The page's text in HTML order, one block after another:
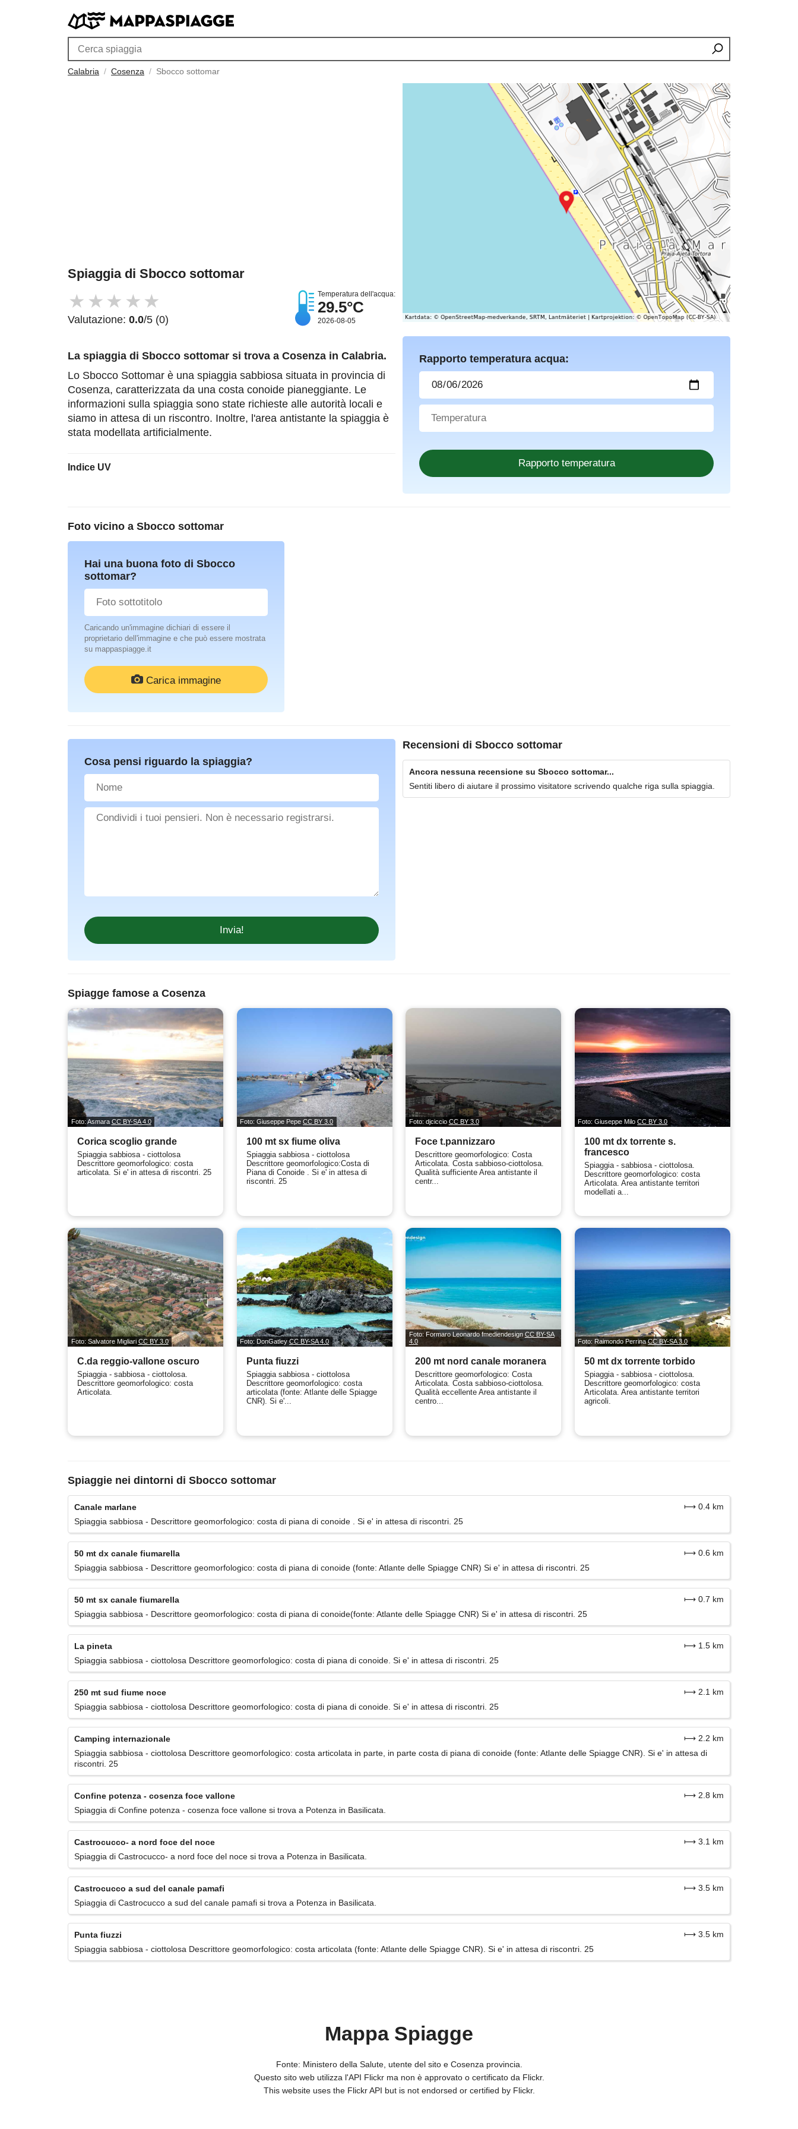
Calabria Cosenza Sbocco sottomar
Spiaggia di Sbocco sottomar
★ ★ ★ ★ ★
Valutazione: 0.0/5 (0)
Temperatura dell'acqua:
29.5°C
2026-08-05
La spiaggia di Sbocco sottomar si trova a Cosenza in Calabria.
Lo Sbocco Sottomar è una spiaggia sabbiosa situata in provincia di
Cosenza, caratterizzata da una costa conoide pianeggiante. Le
informazioni sulla spiaggia sono state richieste alle autorità locali e
siamo in attesa di un riscontro. Inoltre, l'area antistante la spiaggia è
stata modellata artificialmente.
Indice UV
Rapporto temperatura acqua:
Foto vicino a Sbocco sottomar
Hai una buona foto di Sbocco
sottomar?
Caricando un'immagine dichiari di essere il
proprietario dell'immagine e che può essere mostrata
su mappaspiagge.it
Carica immagine
Recensioni di Sbocco sottomar
Ancora nessuna recensione su Sbocco sottomar...
Sentiti libero di aiutare il prossimo visitatore scrivendo qualche riga sulla spiaggia.
Cosa pensi riguardo la spiaggia?
Spiagge famose a Cosenza
Foto: AsmaraCC BY-SA 4.0
Corica scoglio grande
Spiaggia sabbiosa - ciottolosa
Descrittore geomorfologico: costa
articolata. Si e' in attesa di riscontri. 25
Foto: Giuseppe PepeCC BY 3.0
100 mt sx fiume oliva
Spiaggia sabbiosa - ciottolosa
Descrittore geomorfologico:Costa di
Piana di Conoide . Si e' in attesa di
riscontri. 25
Foto: djciccio CC BY 3.0
Foce t.pannizzaro
Descrittore geomorfologico: Costa
Articolata. Costa sabbioso-ciottolosa.
Qualità sufficiente Area antistante il
centr...
Foto: Giuseppe MiloCC BY 3.0
100 mt dx torrente s.
francesco
Spiaggia - sabbiosa - ciottolosa.
Descrittore geomorfologico: costa
Articolata. Area antistante territori
modellati a...
Foto: Salvatore Migliari CC BY 3.0
C.da reggio-vallone oscuro
Spiaggia - sabbiosa - ciottolosa.
Descrittore geomorfologico: costa
Articolata.
Foto: DonGatleyCC BY-SA 4.0
Punta fiuzzi
Spiaggia sabbiosa - ciottolosa
Descrittore geomorfologico: costa
articolata (fonte: Atlante delle Spiagge
CNR). Si e'...
Foto: Formaro Leonardo fmediendesignCC BY-SA
4.0
200 mt nord canale moranera
Descrittore geomorfologico: Costa
Articolata. Costa sabbioso-ciottolosa.
Qualità eccellente Area antistante il
centro...
Foto: Raimondo PerrinaCC BY-SA 3.0
50 mt dx torrente torbido
Spiaggia - sabbiosa - ciottolosa.
Descrittore geomorfologico: costa
Articolata. Area antistante territori
agricoli.
Spiaggie nei dintorni di Sbocco sottomar
Canale marlane
⟼ 0.4 km
Spiaggia sabbiosa - Descrittore geomorfologico: costa di piana di conoide . Si e' in attesa di riscontri. 25
50 mt dx canale fiumarella
⟼ 0.6 km
Spiaggia sabbiosa - Descrittore geomorfologico: costa di piana di conoide (fonte: Atlante delle Spiagge CNR) Si e' in attesa di riscontri. 25
50 mt sx canale fiumarella
⟼ 0.7 km
Spiaggia sabbiosa - Descrittore geomorfologico: costa di piana di conoide(fonte: Atlante delle Spiagge CNR) Si e' in attesa di riscontri. 25
La pineta
⟼ 1.5 km
Spiaggia sabbiosa - ciottolosa Descrittore geomorfologico: costa di piana di conoide. Si e' in attesa di riscontri. 25
250 mt sud fiume noce
⟼ 2.1 km
Spiaggia sabbiosa - ciottolosa Descrittore geomorfologico: costa di piana di conoide. Si e' in attesa di riscontri. 25
Camping internazionale
⟼ 2.2 km
Spiaggia sabbiosa - ciottolosa Descrittore geomorfologico: costa articolata in parte, in parte costa di piana di conoide (fonte: Atlante delle Spiagge CNR). Si e' in attesa di
riscontri. 25
Confine potenza - cosenza foce vallone
⟼ 2.8 km
Spiaggia di Confine potenza - cosenza foce vallone si trova a Potenza in Basilicata.
Castrocucco- a nord foce del noce
⟼ 3.1 km
Spiaggia di Castrocucco- a nord foce del noce si trova a Potenza in Basilicata.
Castrocucco a sud del canale pamafi
⟼ 3.5 km
Spiaggia di Castrocucco a sud del canale pamafi si trova a Potenza in Basilicata.
Punta fiuzzi
⟼ 3.5 km
Spiaggia sabbiosa - ciottolosa Descrittore geomorfologico: costa articolata (fonte: Atlante delle Spiagge CNR). Si e' in attesa di riscontri. 25
Mappa Spiagge
Fonte: Ministero della Salute, utente del sito e Cosenza provincia.
Questo sito web utilizza l'API Flickr ma non è approvato o certificato da Flickr.
This website uses the Flickr API but is not endorsed or certified by Flickr.